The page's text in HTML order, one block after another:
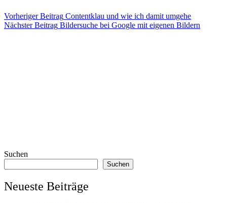
VorherigerBeitrag Contentklau und wie ich damit umgehe
NächsterBeitrag Bildersuche bei Google mit eigenen Bildern
Suchen
Suchen
Neueste Beiträge